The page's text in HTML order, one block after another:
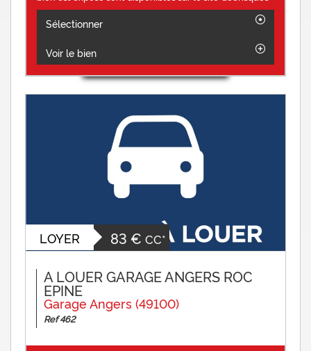
Sélectionner
Voir le bien
LOYER 83 € CC*
A LOUER GARAGE ANGERS ROC
EPINE
Garage Angers (49100)
Ref 462